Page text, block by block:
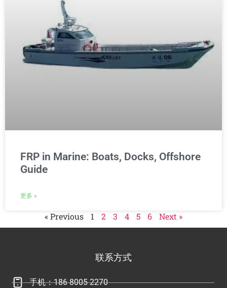
FRP in Marine: Boats, Docks, Offshore
Guide
更多 »
« Previous 1 2 3 4 5 6 Next »
联系方式
手机：186 8005 2270